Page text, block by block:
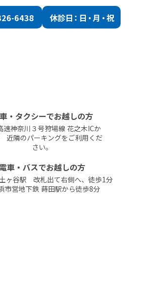
6438 休診日：日・月・祝
・タクシーでお越しの方
速神奈川３号狩場線 花之木ICか
近隣のパーキングをご利用くだ
さい。
電車・バスでお越しの方
ヶ谷駅 改札出て右側へ、徒歩1分
市営地下鉄 蒔田駅から徒歩8分